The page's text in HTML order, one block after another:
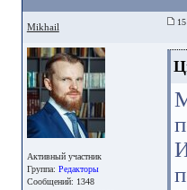
Mikhail 15
Активный участник
Группа: Редакторы
Сообщений: 1348